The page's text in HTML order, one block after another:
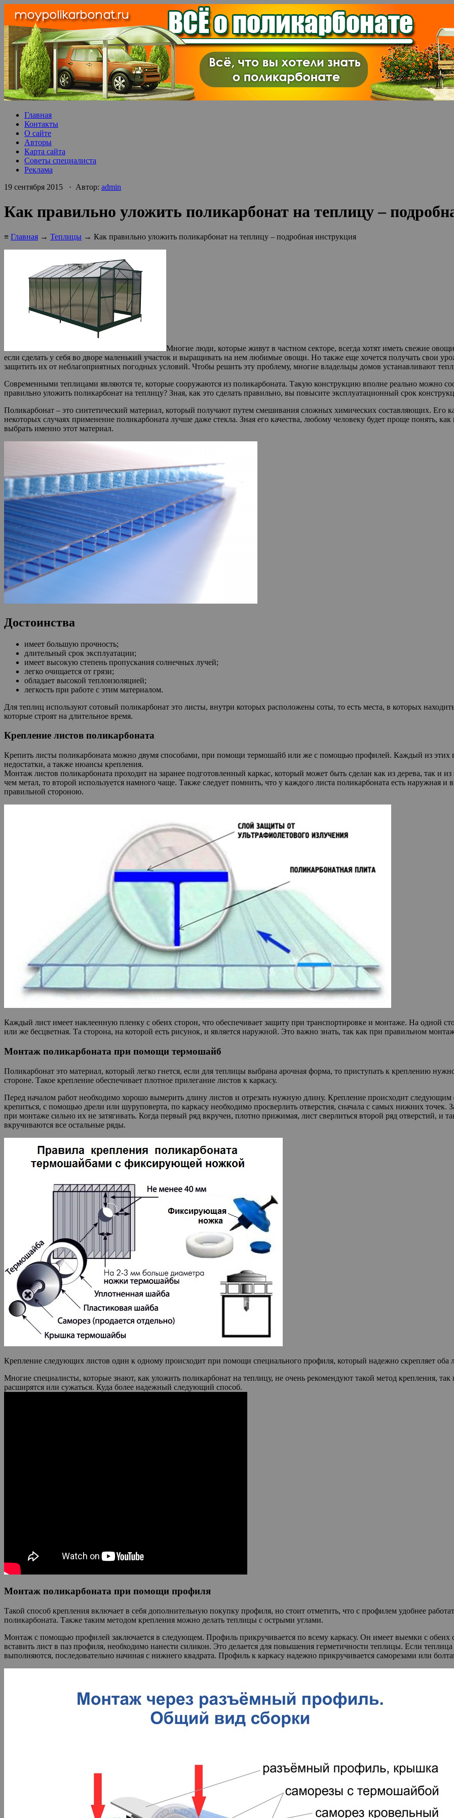
Главная
Контакты
О сайте
Авторы
Карта сайта
Советы специалиста
Реклама
19 сентября 2015 · Автор: admin
Как правильно уложить поликарбонат на теплицу –
≡ Главная → Теплицы → Как правильно уложить поликарбонат на теплицу – подробная инструкция
Многие люди, которые живут в частном секторе, всегда хотят иметь свежие
если сделать у себя во дворе маленький участок и выращивать на нем любимые овощи. Но также еще хочется получать свои
защитить их от неблагоприятных погодных условий. Чтобы решить эту проблему, многие владельцы домов устанавливают
Современными теплицами являются те, которые сооружаются из поликарбоната. Такую конструкцию вполне реально можно
правильно уложить поликарбонат на теплицу? Зная, как это сделать правильно, вы повысите эксплуатационный срок
Поликарбонат – это синтетический материал, который получают путем смешивания сложных химических составляющих. Его
некоторых случаях применение поликарбоната лучше даже стекла. Зная его качества, любому человеку будет проще понять,
выбрать именно этот материал.
Достоинства
имеет большую прочность;
длительный срок эксплуатации;
имеет высокую степень пропускания солнечных лучей;
легко очищается от грязи;
обладает высокой теплоизоляцией;
легкость при работе с этим материалом.
Для теплиц используют сотовый поликарбонат это листы, внутри которых расположены соты, то есть места, в которых
которые строят на длительное время.
Крепление листов поликарбоната
Крепить листы поликарбоната можно двумя способами, при помощи термошайб или же с помощью профилей. Каждый из этих
недостатки, а также нюансы крепления.
Монтаж листов поликарбоната проходит на заранее подготовленный каркас, который может быть сделан как из дерева, так и
чем метал, то второй используется намного чаще. Также следует помнить, что у каждого листа поликарбоната есть наружная
правильной стороною.
Каждый лист имеет наклеенную пленку с обеих сторон, что обеспечивает защиту при транспортировке и монтаже. На одной
или же бесцветная. Та сторона, на которой есть рисунок, и является наружной. Это важно знать, так как при правильном
Монтаж поликарбоната при помощи термошайб
Поликарбонат это материал, который легко гнется, если для теплицы выбрана арочная форма, то приступать к креплению
стороне. Такое крепление обеспечивает плотное прилегание листов к каркасу.
Перед началом работ необходимо хорошо вымерить длину листов и отрезать нужную длину. Крепление происходит следующим
крепиться, с помощью дрели или шуруповерта, по каркасу необходимо просверлить отверстия, сначала с самых нижних точек.
при монтаже сильно их не затягивать. Когда первый ряд вкручен, плотно прижимая, лист сверлиться второй ряд отверстий, и
вкручиваются все остальные ряды.
Крепление следующих листов один к одному происходит при помощи специального профиля, который надежно скрепляет оба
Многие специалисты, которые знают, как уложить поликарбонат на теплицу, не очень рекомендуют такой метод крепления,
расширятся или сужаться. Куда более надежный следующий способ.
Монтаж поликарбоната при помощи профиля
Такой способ крепления включает в себя дополнительную покупку профиля, но стоит отметить, что с профилем удобнее
поликарбоната. Также таким методом крепления можно делать теплицы с острыми углами.
Монтаж с помощью профилей заключается в следующем. Профиль прикручивается по всему каркасу. Он имеет выемки с обеих
вставить лист в паз профиля, необходимо нанести силикон. Это делается для повышения герметичности теплицы. Если
выполняются, последовательно начиная с нижнего квадрата. Профиль к каркасу надежно прикручивается саморезами или